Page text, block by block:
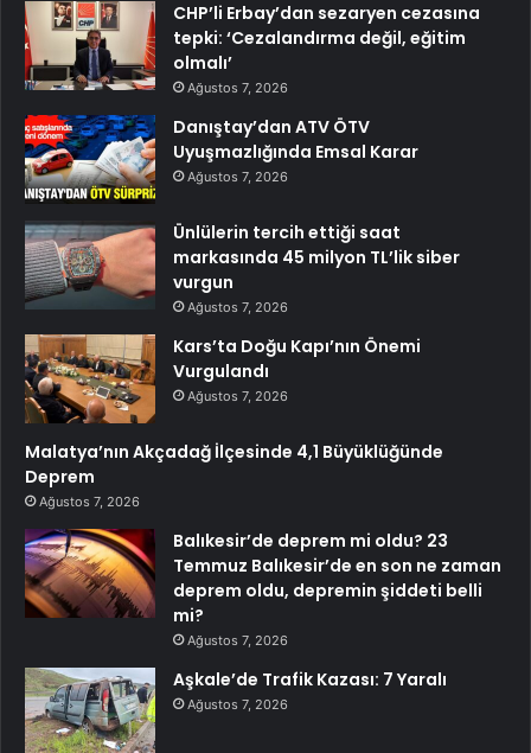
CHP’li Erbay’dan sezaryen cezasına
tepki: ‘Cezalandırma değil, eğitim
olmalı’
Ağustos 7, 2026
Danıştay’dan ATV ÖTV
Uyuşmazlığında Emsal Karar
Ağustos 7, 2026
Ünlülerin tercih ettiği saat
markasında 45 milyon TL’lik siber
vurgun
Ağustos 7, 2026
Kars’ta Doğu Kapı’nın Önemi
Vurgulandı
Ağustos 7, 2026
Malatya’nın Akçadağ İlçesinde 4,1 Büyüklüğünde
Deprem
Ağustos 7, 2026
Balıkesir’de deprem mi oldu? 23
Temmuz Balıkesir’de en son ne zaman
deprem oldu, depremin şiddeti belli
mi?
Ağustos 7, 2026
Aşkale’de Trafik Kazası: 7 Yaralı
Ağustos 7, 2026